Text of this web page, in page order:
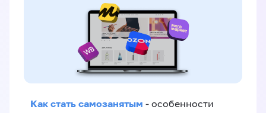
Как стать самозанятым - особенности